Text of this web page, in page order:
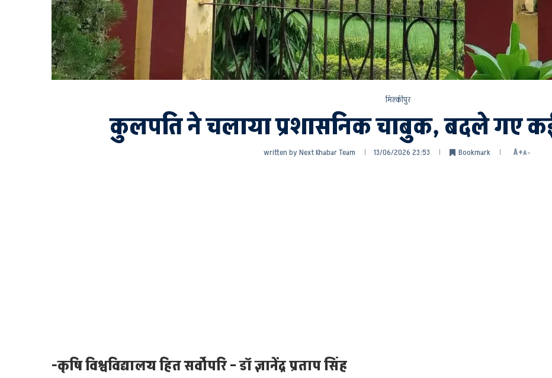
मिल्कीपुर
कुलपति ने चलाया प्रशासनिक चाबुक, बदले गए
written byNext Khabar Team 13/06/2026 23:53 Bookmark A+A-
-कृषि विश्वविद्यालय हित सर्वाेपरि – डॉ ज्ञानेंद्र प्रताप सिंह